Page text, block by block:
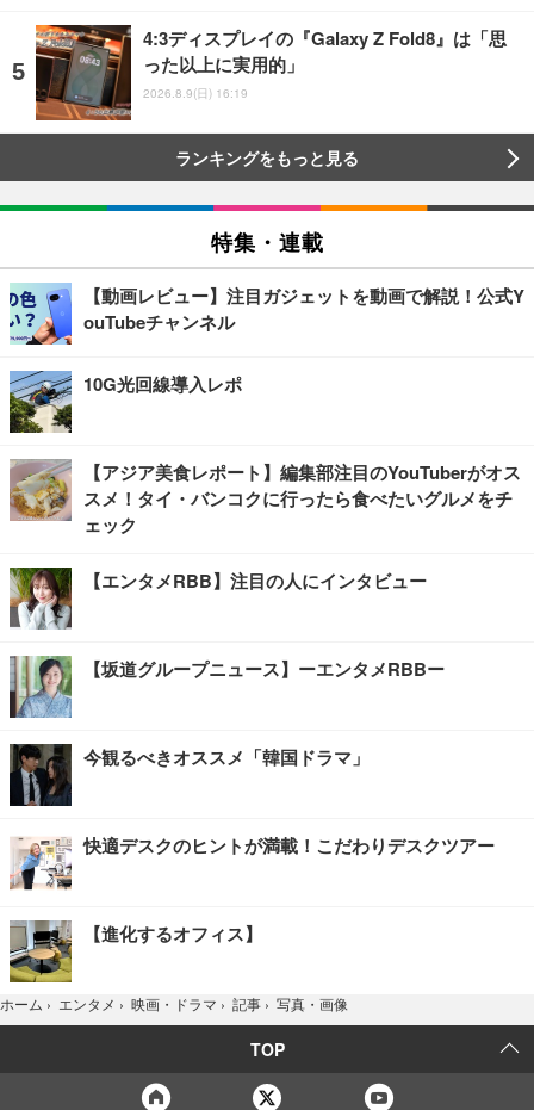
4:3ディスプレイの『Galaxy Z Fold8』は「思
った以上に実用的」
2026.8.9(日) 16:19
ランキングをもっと見る
特集・連載
【動画レビュー】注目ガジェットを動画で解説！公式Y
ouTubeチャンネル
10G光回線導入レポ
【アジア美食レポート】編集部注目のYouTuberがオス
スメ！タイ・バンコクに行ったら食べたいグルメをチ
ェック
【エンタメRBB】注目の人にインタビュー
【坂道グループニュース】ーエンタメRBBー
今観るべきオススメ「韓国ドラマ」
快適デスクのヒントが満載！こだわりデスクツアー
【進化するオフィス】
ホーム › エンタメ › 映画・ドラマ › 記事 › 写真・画像
TOP